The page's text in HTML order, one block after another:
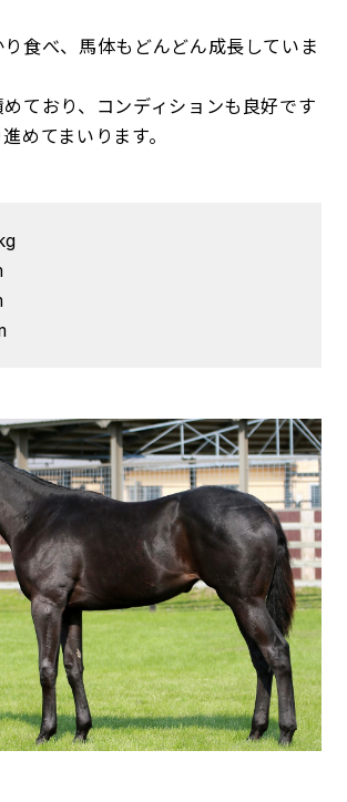
食べ、馬体もどんどん成長していま
ており、コンディションも良好です
めてまいります。